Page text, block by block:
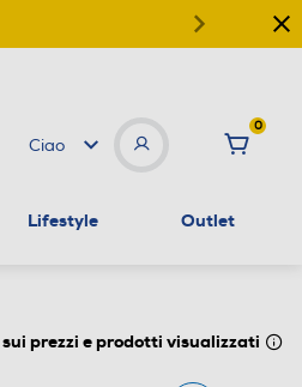
Ciao
0
Lifestyle Outlet
prezzi e prodotti visualizzati